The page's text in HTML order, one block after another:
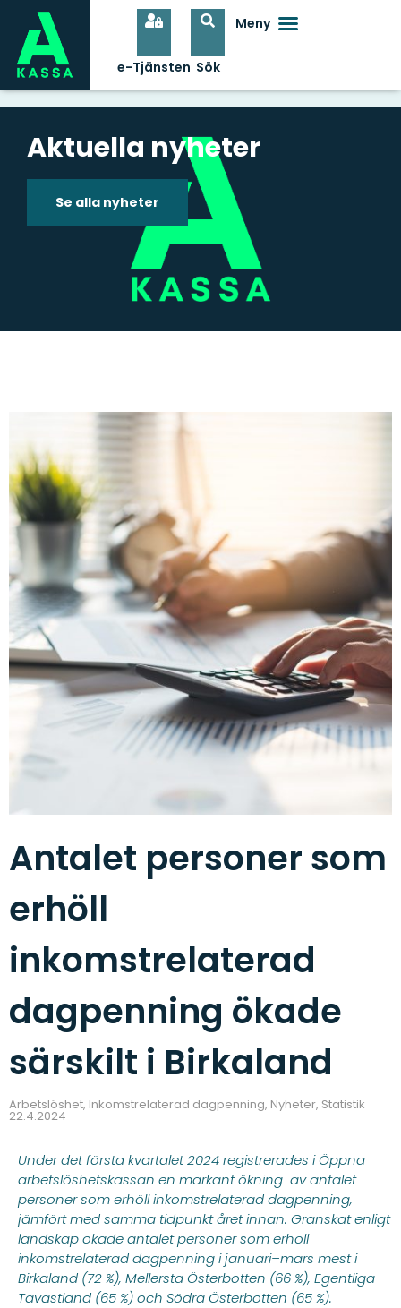
Aktuella nyheter
Se alla nyheter
Antalet personer som
erhöll
inkomstrelaterad
dagpenning ökade
särskilt i Birkaland
Arbetslöshet, Inkomstrelaterad dagpenning, Nyheter, Statistik
22.4.2024
Under det första kvartalet 2024 registrerades i Öppna
arbetslöshetskassan en markant ökning av antalet
personer som erhöll inkomstrelaterad dagpenning,
jämfört med samma tidpunkt året innan. Granskat enligt
landskap ökade antalet personer som erhöll
inkomstrelaterad dagpenning i januari–mars mest i
Birkaland (72 %), Mellersta Österbotten (66 %), Egentliga
Tavastland (65 %) och Södra Österbotten (65 %).